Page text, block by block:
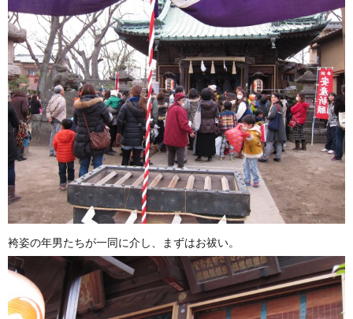
袴姿の年男たちが一同に介し、まずはお祓い。